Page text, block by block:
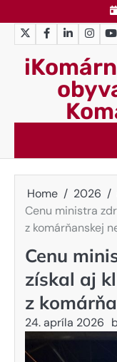
to
content
TwitterFacebook
LinkedIn
Home 2026
Cenu ministra
z komárňanskej
Cenu
získal aj
z
24. apríla 2026